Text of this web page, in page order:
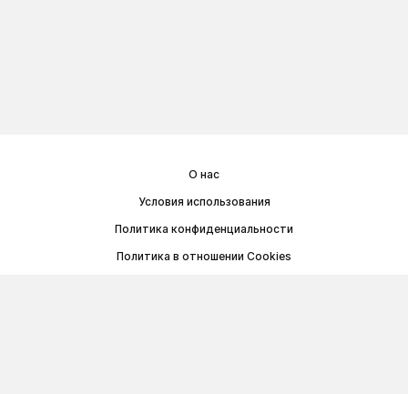
О нас
Условия использования
Политика конфиденциальности
Политика в отношении Cookies